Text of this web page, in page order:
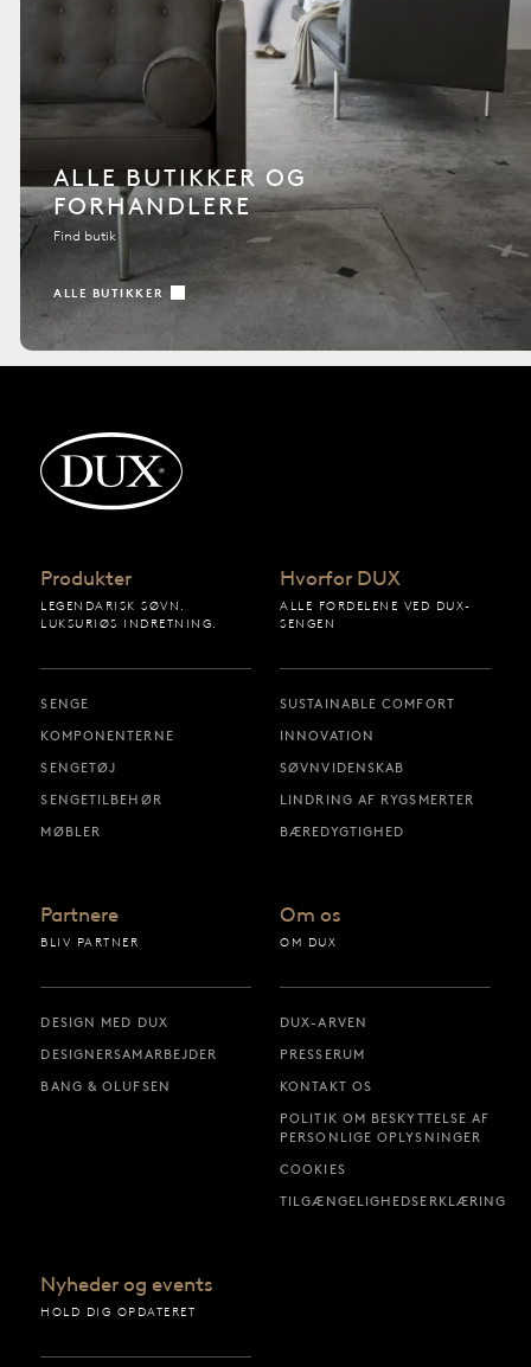
ALLE BUTIKKER OG
FORHANDLERE
Find butik
ALLE BUTIKKER
Produkter
LEGENDARISK SØVN.
LUKSURIØS INDRETNING.
SENGE
KOMPONENTERNE
SENGETØJ
SENGETILBEHØR
MØBLER
Hvorfor DUX
ALLE FORDELENE VED DUX-
SENGEN
SUSTAINABLE COMFORT
INNOVATION
SØVNVIDENSKAB
LINDRING AF RYGSMERTER
BÆREDYGTIGHED
Partnere
BLIV PARTNER
DESIGN MED DUX
DESIGNERSAMARBEJDER
BANG & OLUFSEN
Om os
OM DUX
DUX-ARVEN
PRESSERUM
KONTAKT OS
POLITIK OM BESKYTTELSE AF
PERSONLIGE OPLYSNINGER
COOKIES
TILGÆNGELIGHEDSERKLÆRING
Nyheder og events
HOLD DIG OPDATERET